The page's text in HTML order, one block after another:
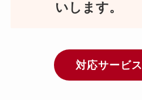
いします。
対応サービ